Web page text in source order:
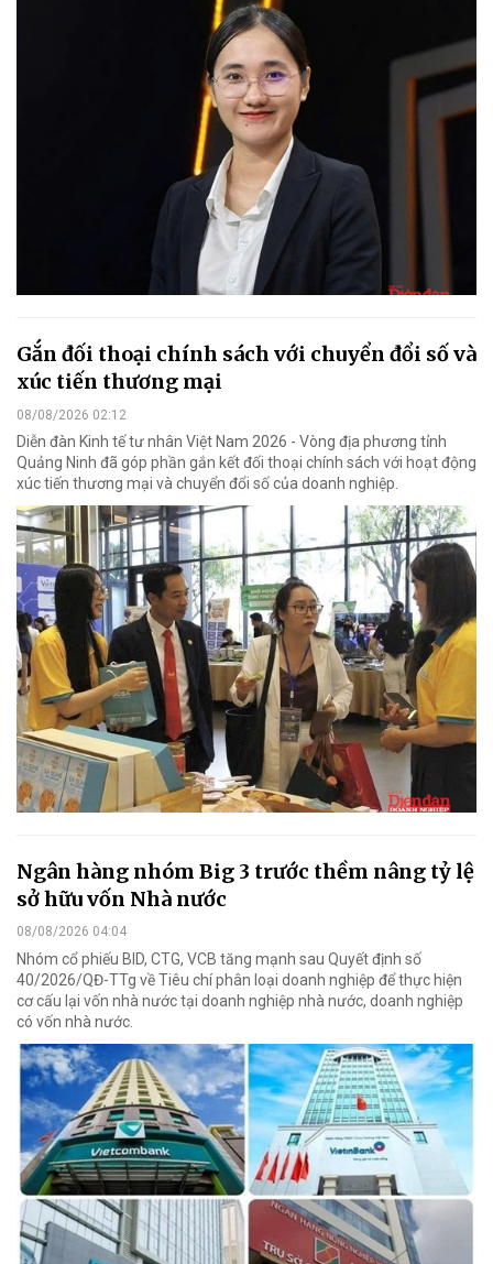
Gắn đối thoại chính sách với chuyển đổi số và
xúc tiến thương mại
08/08/2026 02:12
Diễn đàn Kinh tế tư nhân Việt Nam 2026 - Vòng địa phương tỉnh
Quảng Ninh đã góp phần gắn kết đối thoại chính sách với hoạt động
xúc tiến thương mại và chuyển đổi số của doanh nghiệp.
Ngân hàng nhóm Big 3 trước thềm nâng tỷ lệ
sở hữu vốn Nhà nước
08/08/2026 04:04
Nhóm cổ phiếu BID, CTG, VCB tăng mạnh sau Quyết định số
40/2026/QĐ-TTg về Tiêu chí phân loại doanh nghiệp để thực hiện
cơ cấu lại vốn nhà nước tại doanh nghiệp nhà nước, doanh nghiệp
có vốn nhà nước.